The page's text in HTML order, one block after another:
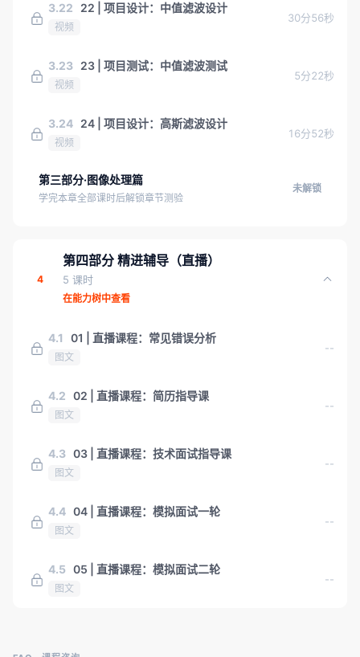
3.22 22 | 项目设计：中值滤波设计
视频
30分56秒
3.23 23 | 项目测试：中值滤波测试
视频
5分22秒
3.24 24 | 项目设计：高斯滤波设计
视频
16分52秒
第三部分·图像处理篇
学完本章全部课时后解锁章节测验
未解锁
4
第四部分 精进辅导（直播）
5 课时
在能力树中查看
4.1 01 | 直播课程：常见错误分析
图文
--
4.2 02 | 直播课程：简历指导课
图文
--
4.3 03 | 直播课程：技术面试指导课
图文
--
4.4 04 | 直播课程：模拟面试一轮
图文
--
4.5 05 | 直播课程：模拟面试二轮
图文
--